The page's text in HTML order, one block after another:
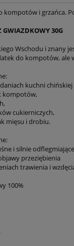
kompotów i grzańca.
30G
Wschodu i znany
do kompotów, ale
kuchni
kompotów,
cukierniczych,
mięsu i drobiu.
i silnie
przeziębienia
trawienia i
100%